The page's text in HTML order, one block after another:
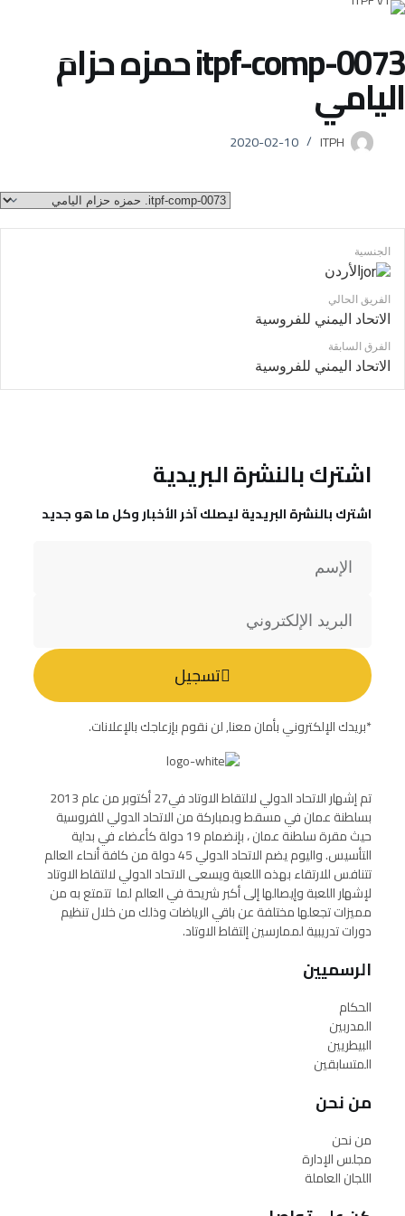
itpf-comp-0073حمزه حزام
اليامي
ITPH
2020-02-10
الجنسية
الأردن
الفريق الحالي
الاتحاد اليمني للفروسية
الفرق السابقة
الاتحاد اليمني للفروسية
اشترك بالنشرة البريدية
اشترك بالنشرة البريدية ليصلك آخر الأخبار وكل ما هو جديد
تسجيل
*بريدك الإلكتروني بأمان معنا, لن نقوم بإزعاجك بالإعلانات.
تم إشهار الاتحاد الدولي لالتقاط الاوتاد في27 أكتوبر من عام 2013
بسلطنة عمان في مسقط وبمباركة من الاتحاد الدولي للفروسية
حيث مقرة سلطنة عمان ، بإنضمام 19 دولة كأعضاء في بداية
التأسيس. واليوم يضم الاتحاد الدولي 45 دولة من كافة أنحاء العالم
تتنافس للارتقاء بهذه اللعبة ويسعى الاتحاد الدولي لالتقاط الاوتاد
لإشهار اللعبة وإيصالها إلى أكبر شريحة في العالم لما تتمتع به من
مميزات تجعلها مختلفة عن باقي الرياضات وذلك من خلال تنظيم
دورات تدريبية لممارسين إلتقاط الاوتاد.
الرسميين
الحكام
المدربين
البيطريين
المتسابقين
من نحن
من نحن
مجلس الإدارة
اللجان العاملة